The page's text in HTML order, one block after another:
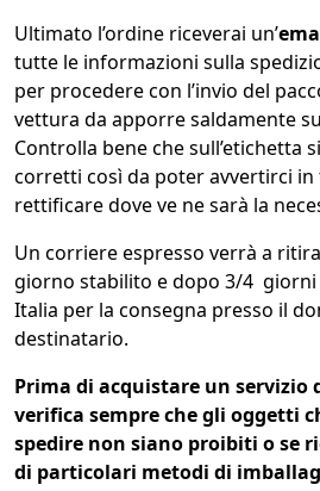
Ultimato l’ordine riceverai un’
tutte le informazioni sulla
per procedere con l’invio del
vettura da apporre saldamente
Controlla bene che sull’etichetta
corretti così da poter avvertirci
rettificare dove ve ne sarà la
Un corriere espresso verrà a
giorno stabilito e dopo 3/4 giorni
Italia per la consegna presso il
destinatario.
Prima di acquistare un servizio
verifica sempre che gli oggetti
spedire non siano proibiti o se
di particolari metodi di